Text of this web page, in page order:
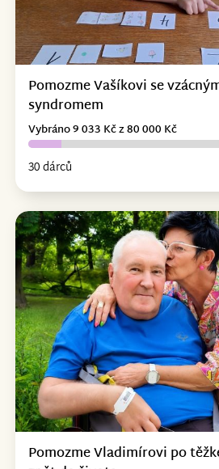
Pomozme Vašíkovi se
syndromem
30 dárců
Vybráno 9 033 Kč z 80 000 Kč
Pomozme Vladimírovi po